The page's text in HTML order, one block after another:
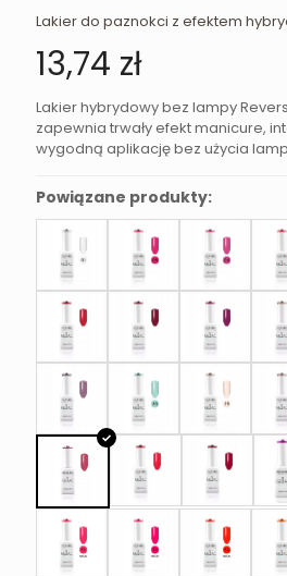
Lakier do paznokci z efektem
13,74 zł
Lakier hybrydowy bez lampy
zapewnia trwały efekt manicure,
wygodną aplikację bez użycia
Powiązane produkty: